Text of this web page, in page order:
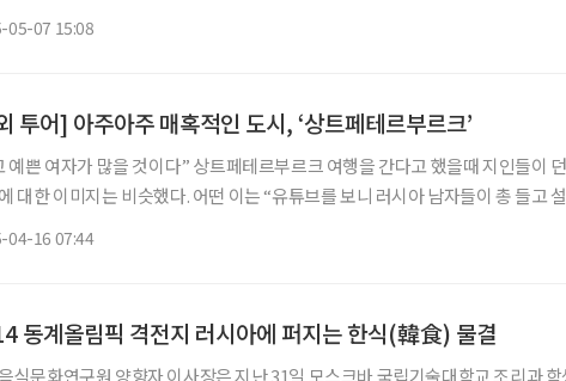
05-07 15:08
투어] 아주아주 매혹적인 도시, ‘상트페테르부르크’
예쁜 여자가 많을 것이다” 상트페테르부르크 여행을 간다고 했을때 지인들이
대한 이미지는 비슷했다. 어떤 이는 “유튜브를 보니 러시아 남자들이 총 들고
04-16 07:44
동계올림픽 격전지 러시아에 퍼지는 한식(韓食) 물결
식문화연구원 양향자 이사장은 지난 31일 모스크바 국립기술대학교 조리과